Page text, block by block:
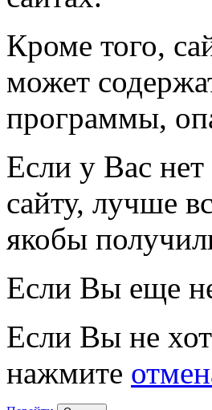
Кроме того,
может
программы,
Если у Вас нет
сайту, лучше
якобы
Если Вы еще
Если Вы не
нажмите